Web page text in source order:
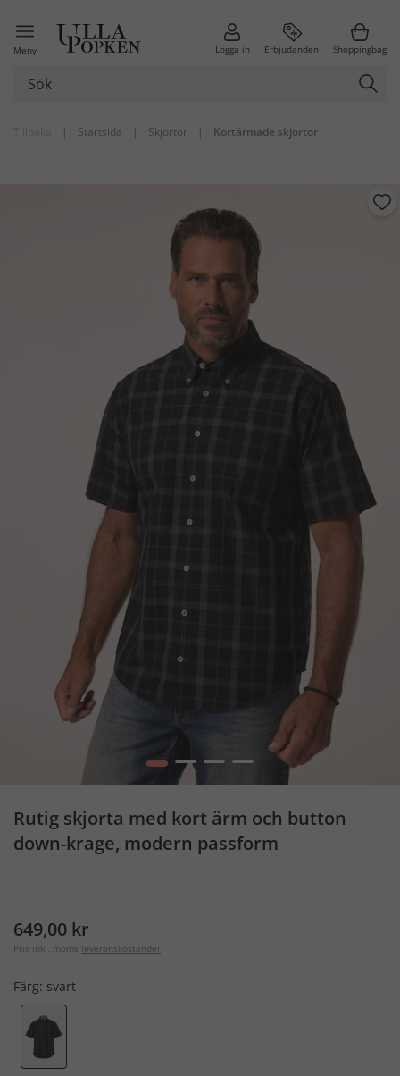
Meny Logga in Erbjudanden Shoppingbag
| Startsida | Skjortor | Kortärmade skjortor
1 2 3 4
Rutig skjorta med kort ärm och button
down-krage, modern passform
649,00 kr
Pris inkl. moms leveranskostander
Färg: svart